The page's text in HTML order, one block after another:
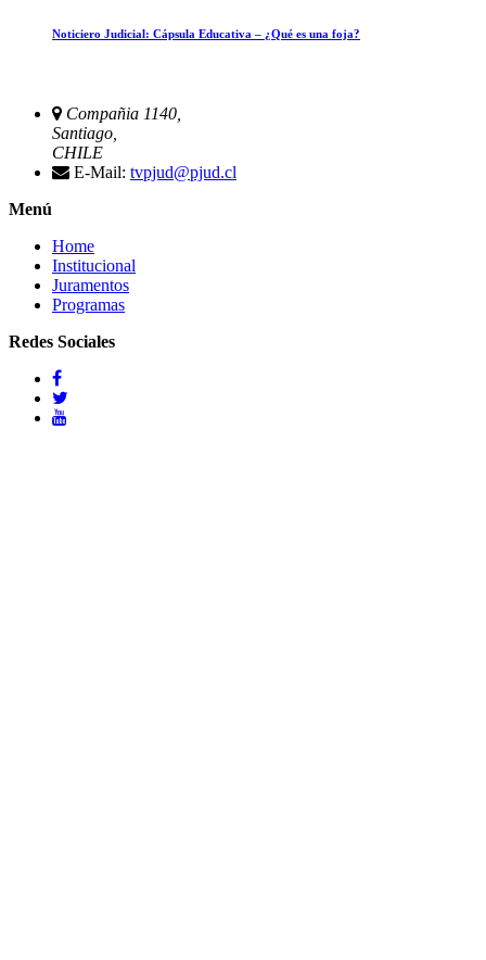
Noticiero Judicial: Cápsula Educativa – ¿Qué es una foja?
Compañia 1140,
Santiago,
CHILE
E-Mail: tvpjud@pjud.cl
Menú
Home
Institucional
Juramentos
Programas
Redes Sociales